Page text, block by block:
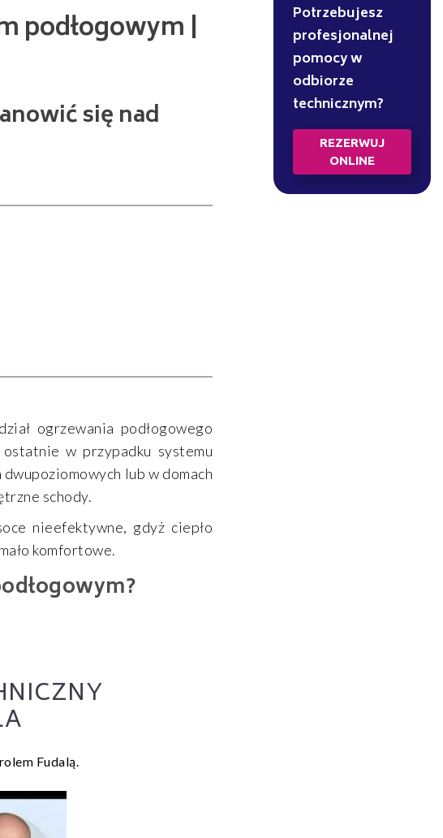
się nad
ogrzewania podłogowego
w przypadku systemu
lub w domach
schody.
nieefektywne, gdyż ciepło
komfortowe.
Fudalą.
Potrzebujesz
profesjonalnej
pomocy w
odbiorze
technicznym?
REZERWUJ
ONLINE